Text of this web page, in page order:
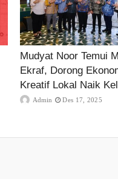
Mudyat Noor Temui
Ekraf, Dorong
Kreatif Lokal Naik
Admin Des 17, 2025